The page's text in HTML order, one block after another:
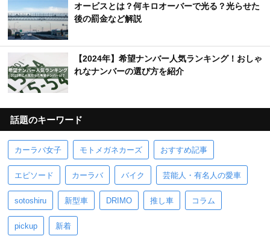
オービスとは？何キロオーバーで光る？光らせた
後の罰金など解説
【2024年】希望ナンバー人気ランキング！おしゃ
れなナンバーの選び方を紹介
話題のキーワード
カーラバ女子 モトメガネカーズ おすすめ記事
エピソード カーラバ バイク 芸能人・有名人の愛車
sotoshiru 新型車 DRIMO 推し車 コラム
pickup 新着